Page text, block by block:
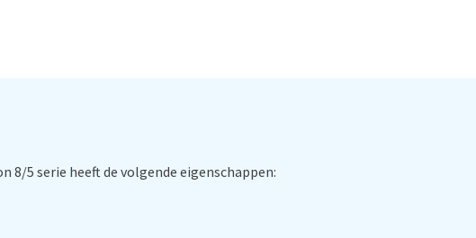
5 serie heeft de volgende eigenschappen: